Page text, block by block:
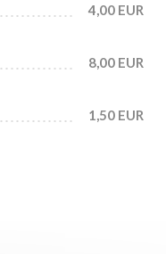
4,00 EUR
8,00 EUR
1,50 EUR